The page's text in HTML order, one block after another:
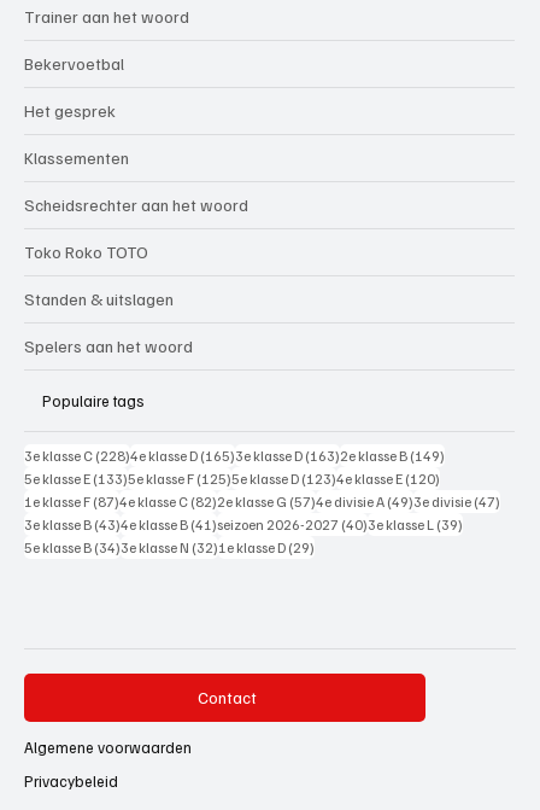
Trainer aan het woord
Bekervoetbal
Het gesprek
Klassementen
Scheidsrechter aan het woord
Toko Roko TOTO
Standen & uitslagen
Spelers aan het woord
Populaire tags
3e klasse C (228)228 posts
4e klasse D (165)165 posts
3e klasse D (163)163 posts
2e klasse B (149)
5e klasse E (133)133 posts
5e klasse F (125)125 posts
5e klasse D (123)123 posts
4e klasse E (120)
1e klasse F (87)87 posts
4e klasse C (82)82 posts
2e klasse G (57)57 posts
4e divisie A (49)49 posts
3e divisie (47)
3e klasse B (43)43 posts
4e klasse B (41)41 posts
seizoen 2026-2027 (40)40 posts
3e klasse L (39)
5e klasse B (34)34 posts
3e klasse N (32)32 posts
1e klasse D (29)
Contact
Algemene voorwaarden
Privacybeleid